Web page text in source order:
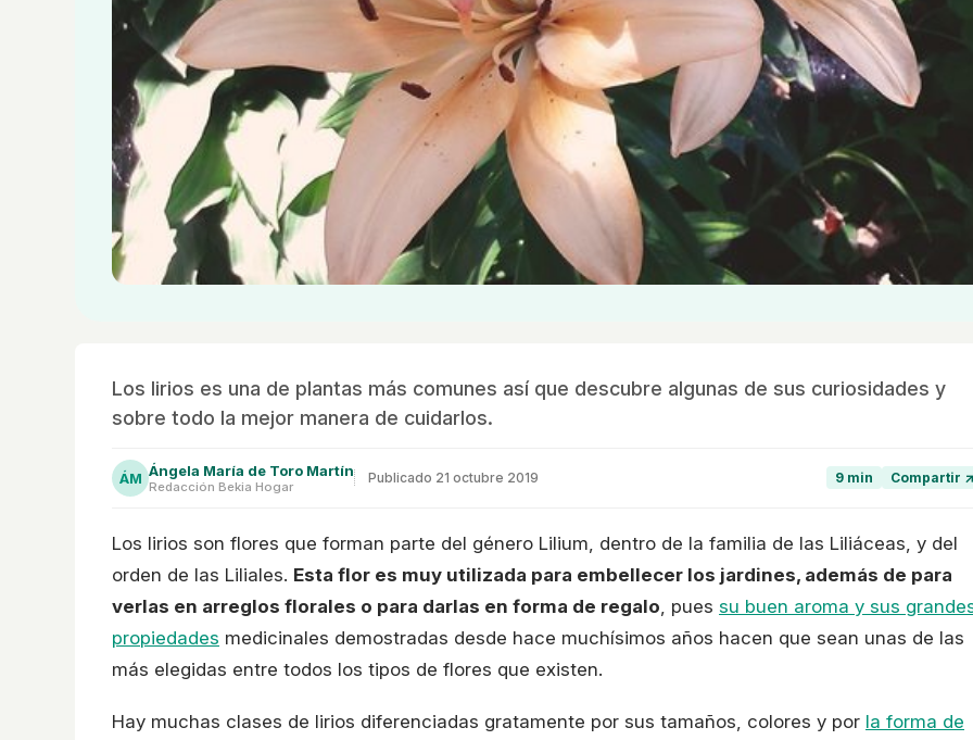
Los lirios es una de plantas más comunes así que descubre algunas de sus curiosidades y
sobre todo la mejor manera de cuidarlos.
ÁM Ángela María de Toro Martín
Redacción Bekia Hogar
Publicado 21 octubre 2019 9 min Compartir ↗
Los lirios son flores que forman parte del género Lilium, dentro de la familia de las Liliáceas, y del
orden de las Liliales. Esta flor es muy utilizada para embellecer los jardines, además de para
verlas en arreglos florales o para darlas en forma de regalo , pues su buen aroma y sus
propiedades medicinales demostradas desde hace muchísimos años hacen que sean unas de las
más elegidas entre todos los tipos de flores que existen.
Hay muchas clases de lirios diferenciadas gratamente por sus tamaños, colores y por la forma de